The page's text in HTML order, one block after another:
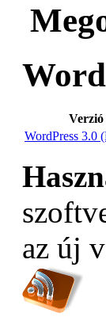
Verzió
WordPress 3.0
az új